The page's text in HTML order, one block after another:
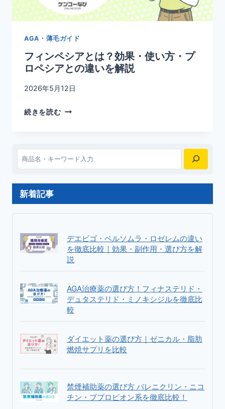
ス
テ
デ
ュ
ノ
キ
シ
底
比
較
AGA・薄毛ガイド
フィンペシアとは？効果・使い方・プ
ロペシアとの違いを解説
2026年5月12日
続きを読むフ
シ
と
い
方・
プ
ペ
シ
ア
の
を
解
検
索
新着記事
デエビゴ・ベルソムラ・ロゼレムの違い
を徹底比較｜効果・副作用・選び方を解
説
AGA治療薬の選び方！フィナステリド・
デュタステリド・ミノキシジルを徹底比
較
ダイエット薬の選び方｜ゼニカル・脂肪
燃焼サプリを比較
禁煙補助薬の選び方 バレニクリン・ニコ
チン・ブプロピオン系を徹底比較！